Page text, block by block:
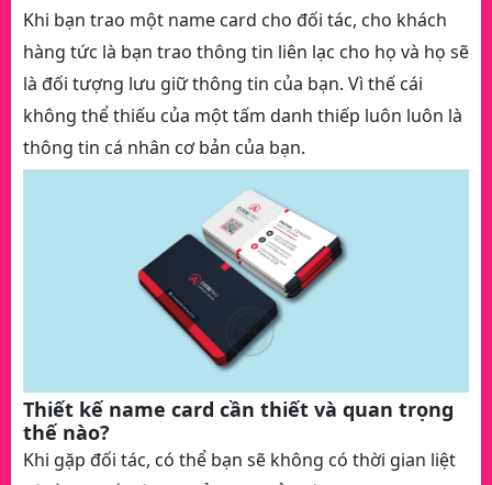
Khi bạn trao một name card cho đối tác, cho khách
hàng tức là bạn trao thông tin liên lạc cho họ và họ sẽ
là đối tượng lưu giữ thông tin của bạn. Vì thế cái
không thể thiếu của một tấm danh thiếp luôn luôn là
thông tin cá nhân cơ bản của bạn.
Thiết kế name card cần thiết và quan trọng
thế nào?
Khi gặp đối tác, có thể bạn sẽ không có thời gian liệt